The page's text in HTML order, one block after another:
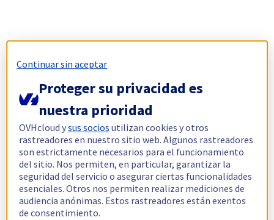
Continuar sin aceptar
Proteger su privacidad es
nuestra prioridad
OVHcloud ysus socios utilizan cookies y otros
rastreadores en nuestro sitio web. Algunos rastreadores
son estrictamente necesarios para el funcionamiento
del sitio. Nos permiten, en particular, garantizar la
seguridad del servicio o asegurar ciertas funcionalidades
esenciales. Otros nos permiten realizar mediciones de
audiencia anónimas. Estos rastreadores están exentos
de consentimiento.